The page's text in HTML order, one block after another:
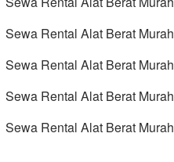
Sewa Rental Alat Berat
Sewa Rental Alat Berat
Sewa Rental Alat Berat
Sewa Rental Alat Berat